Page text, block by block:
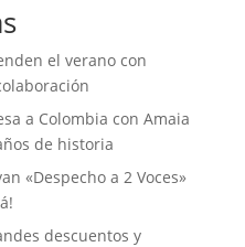
el verano con
a Colombia con Amaia
de historia
«Despecho a 2 Voces»
descuentos y